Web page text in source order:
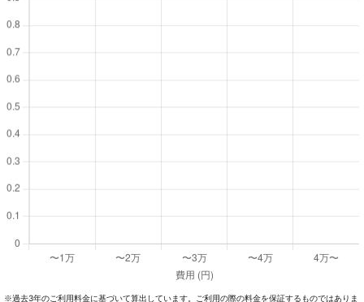
※過去3年のご利⽤料⾦に基づいて算出しています。ご利⽤の際の料⾦を保証するものではありま